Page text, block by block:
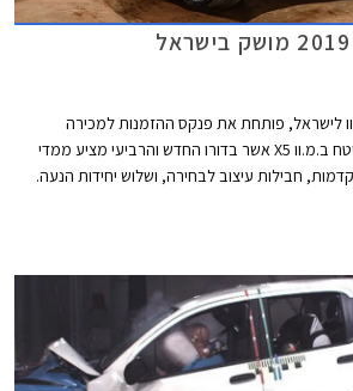
לישראל, פותחת את פנקס ההזמנות למכירה
מוקדמת של רכב הפנאי שטח ב.מ.וו X5 אשר בדורו החדש והרביעי מציע ממדי
חבילות עיצוב לבחירה, ושלוש יחידות הנעה.